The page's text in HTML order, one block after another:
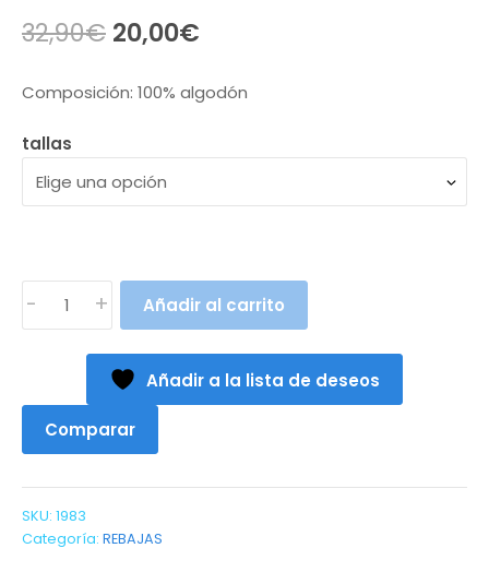
32,90€ El
era:
32,90€.
20,00€
es:
20,00€.
Composición: 100% algodón
tallas
XXL)
cantidad
- + Añadir al carrito
Añadir a la lista de deseos
Comparar
SKU: 1983
Categoría: REBAJAS